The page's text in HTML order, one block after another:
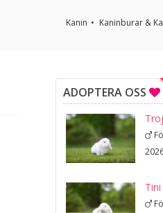
Kanin Kaninburar &
ADOPTERA OSS
Troj
Tini